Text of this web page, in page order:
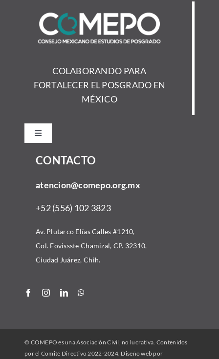
COLABORANDO PARA
FORTALECER EL POSGRADO EN
MÉXICO
Toggle
Recursos
Contacto
CONTACTO
atencion@comepo.org.mx
+52 (556) 102 3823
Av. Plutarco Elías Calles #1210,
Col. Fovissste Chamizal, CP. 32310,
Ciudad Juárez, Chih.
© COMEPO es una Asociación Civil, no lucrativa. Contenidos
por el Comité Directivo 2022-2024. Diseño web por